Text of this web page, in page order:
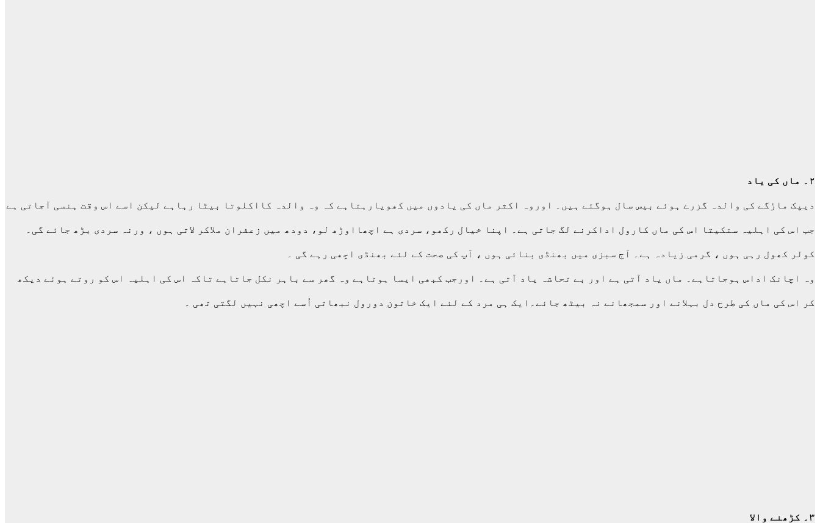
۲۔ ماں کی یاد
دیپک ماڑگے کی والدہ گزرے ہوئے بیس سال ہوگئے ہیں۔ اوروہ اکثر ماں کی یادوں میں کھویارہتاہے کہ وہ والدہ کااکلوتا بیٹا رہاہے لیکن اسے اس وقت ہنسی آجاتی ہے
جب اس کی اہلیہ سنکیتا اس کی ماں کارول اداکرنے لگ جاتی ہے۔ اپنا خیال رکھو، سردی ہے اچھااوڑھ لو، دودھ میں زعفران ملاکر لاتی ہوں ، ورنہ سردی بڑھ جائے گی۔
کولر کھول رہی ہوں ، گرمی زیادہ ہے۔ آج سبزی میں بھنڈی بنائی ہوں ، آپ کی صحت کے لئے بھنڈی اچھی رہے گی ۔
وہ اچانک اداس ہوجاتاہے۔ ماں یاد آتی ہے اور بے تحاشہ یاد آتی ہے۔ اورجب کبھی ایسا ہوتاہے وہ گھر سے باہر نکل جاتاہے تاکہ اس کی اہلیہ اس کو روتے ہوئے دیکھ
کر اس کی ماں کی طرح دل بہلانے اور سمجھانے نہ بیٹھ جائے۔ایک ہی مرد کے لئے ایک خاتون دورول نبھاتی اُسے اچھی نہیں لگتی تھی ۔
۳۔ کڑھنے والا